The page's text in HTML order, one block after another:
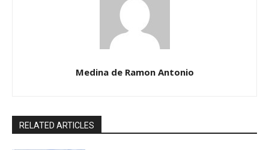
Medina de Ramon Antonio
RELATED ARTICLES